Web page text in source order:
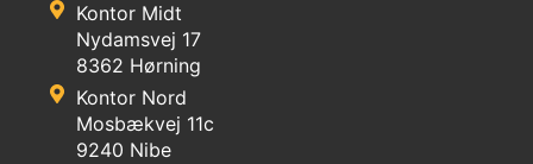
Kontor Midt
Nydamsvej 17
8362 Hørning
Kontor Nord
Mosbækvej 11c
9240 Nibe